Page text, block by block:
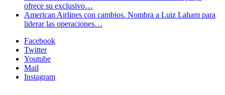
ofrece su exclusivo…
American Airlines con cambios. Nombra a Luiz Laham para
liderar las operaciones…
Facebook
Twitter
Youtube
Mail
Instagram